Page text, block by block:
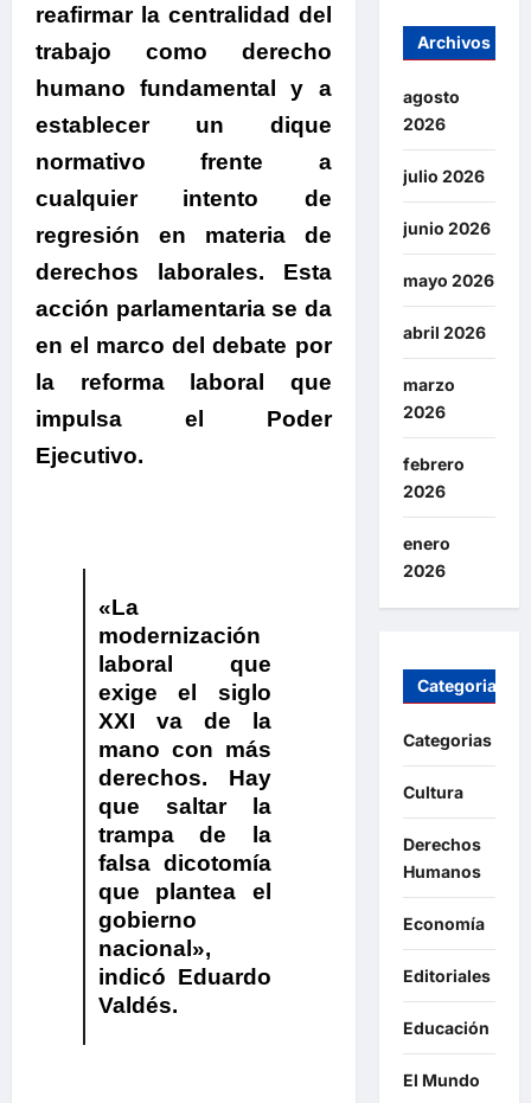
reafirmar la centralidad del
trabajo como derecho
humano fundamental y a
establecer un dique
normativo frente a
cualquier intento de
regresión en materia de
derechos laborales. Esta
acción parlamentaria se da
en el marco del debate por
la reforma laboral que
impulsa el Poder
Ejecutivo.
«La
modernización
laboral que
exige el siglo
XXI va de la
mano con más
derechos. Hay
que saltar la
trampa de la
falsa dicotomía
que plantea el
gobierno
nacional»,
indicó Eduardo
Valdés.
Archivos
agosto
2026
julio 2026
junio 2026
mayo 2026
abril 2026
marzo
2026
febrero
2026
enero
2026
Categorias
Categorias
Cultura
Derechos
Humanos
Economía
Editoriales
Educación
El Mundo